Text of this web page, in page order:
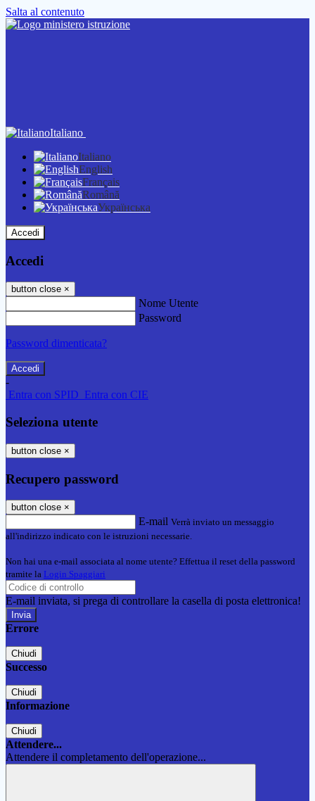
Salta al contenuto
Italiano
Italiano
English
Français
Română
Українська
Accedi
Accedi
button close ×
Nome Utente
Password
Password dimenticata?
-
Entra con SPID Entra con CIE
Seleziona utente
button close ×
Recupero password
button close ×
E-mail Verrà inviato un messaggio
all'indirizzo indicato con le istruzioni necessarie.
Non hai una e-mail associata al nome utente? Effettua il reset della password
tramite la Login Spaggiari
E-mail inviata, si prega di controllare la casella di posta elettronica!
Errore
Chiudi
Successo
Chiudi
Informazione
Chiudi
Attendere...
Attendere il completamento dell'operazione...